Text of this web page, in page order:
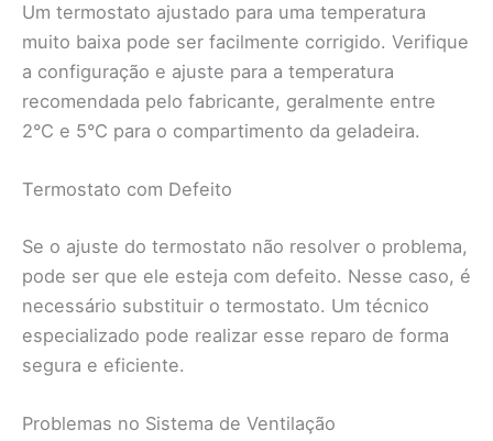
Um termostato ajustado para uma temperatura
muito baixa pode ser facilmente corrigido. Verifique
a configuração e ajuste para a temperatura
recomendada pelo fabricante, geralmente entre
2°C e 5°C para o compartimento da geladeira.
Termostato com Defeito
Se o ajuste do termostato não resolver o problema,
pode ser que ele esteja com defeito. Nesse caso, é
necessário substituir o termostato. Um técnico
especializado pode realizar esse reparo de forma
segura e eficiente.
Problemas no Sistema de Ventilação